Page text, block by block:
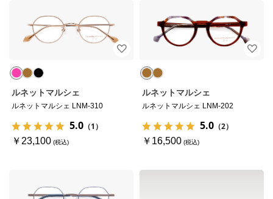
ルネットマルシェ
ルネットマルシェ LNM-310
5.0 （1）
￥23,100
ルネットマルシェ
ルネットマルシェ LNM-202
5.0 （2）
￥16,500